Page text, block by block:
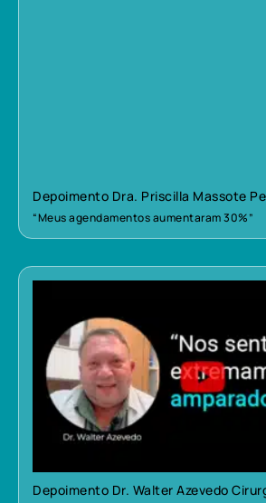
Depoimento Dra. Priscilla Massote
“Meus agendamentos aumentaram 30%”
Depoimento Dr. Walter Azevedo